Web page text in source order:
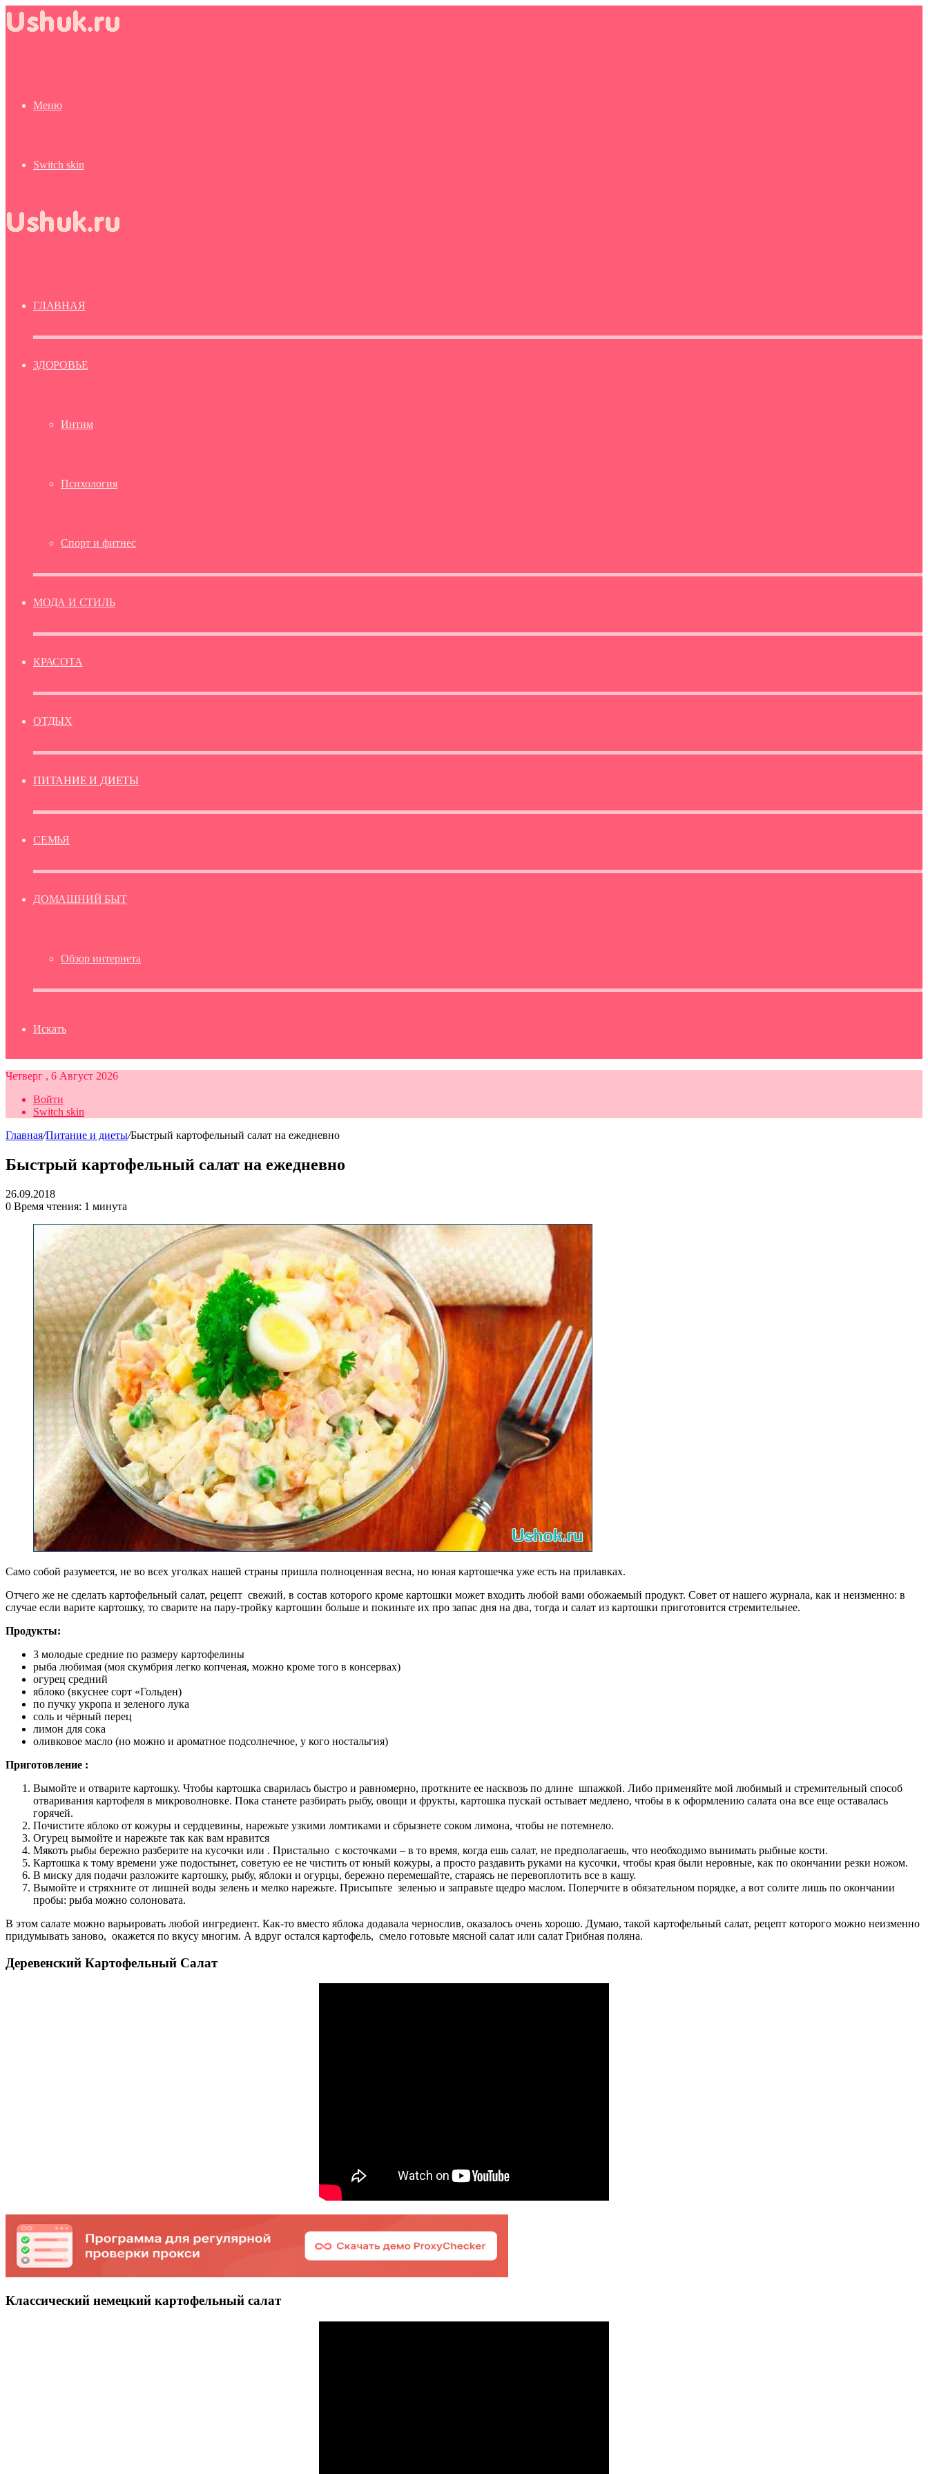
Меню
Switch skin
ГЛАВНАЯ
ЗДОРОВЬЕ
Интим
Психология
Спорт и фитнес
МОДА И СТИЛЬ
КРАСОТА
ОТДЫХ
ПИТАНИЕ И ДИЕТЫ
СЕМЬЯ
ДОМАШНИЙ БЫТ
Обзор интернета
Искать
Четверг , 6 Август 2026
Войти
Switch skin
Главная/Питание и диеты/Быстрый картофельный салат на ежедневно
Быстрый картофельный салат на ежедневно
26.09.2018
0 Время чтения: 1 минута
Само собой разумеется, не во всех уголках нашей страны пришла полноценная весна, но юная картошечка уже есть на прилавках.
Отчего же не сделать картофельный салат, рецепт свежий, в состав которого кроме картошки может входить любой вами обожаемый продукт. Совет от нашего журнала, как и неизменно: в
случае если варите картошку, то сварите на пару-тройку картошин больше и покиньте их про запас дня на два, тогда и салат из картошки приготовится стремительнее.
Продукты:
3 молодые средние по размеру картофелины
рыба любимая (моя скумбрия легко копченая, можно кроме того в консервах)
огурец средний
яблоко (вкуснее сорт «Гольден)
по пучку укропа и зеленого лука
соль и чёрный перец
лимон для сока
оливковое масло (но можно и ароматное подсолнечное, у кого ностальгия)
Приготовление :
Вымойте и отварите картошку. Чтобы картошка сварилась быстро и равномерно, проткните ее насквозь по длине шпажкой. Либо применяйте мой любимый и стремительный способ
отваривания картофеля в микроволновке. Пока станете разбирать рыбу, овощи и фрукты, картошка пускай остывает медлено, чтобы в к оформлению салата она все еще оставалась
горячей.
Почистите яблоко от кожуры и сердцевины, нарежьте узкими ломтиками и сбрызнете соком лимона, чтобы не потемнело.
Огурец вымойте и нарежьте так как вам нравится
Мякоть рыбы бережно разберите на кусочки или . Пристально с косточками – в то время, когда ешь салат, не предполагаешь, что необходимо вынимать рыбные кости.
Картошка к тому времени уже подостынет, советую ее не чистить от юный кожуры, а просто раздавить руками на кусочки, чтобы края были неровные, как по окончании резки ножом.
В миску для подачи разложите картошку, рыбу, яблоки и огурцы, бережно перемешайте, стараясь не перевоплотить все в кашу.
Вымойте и стряхните от лишней воды зелень и мелко нарежьте. Присыпьте зеленью и заправьте щедро маслом. Поперчите в обязательном порядке, а вот солите лишь по окончании
пробы: рыба можно солоновата.
В этом салате можно варьировать любой ингредиент. Как-то вместо яблока додавала чернослив, оказалось очень хорошо. Думаю, такой картофельный салат, рецепт которого можно неизменно
придумывать заново, окажется по вкусу многим. А вдруг остался картофель, смело готовьте мясной салат или салат Грибная поляна.
Деревенский Картофельный Салат
Классический немецкий картофельный салат